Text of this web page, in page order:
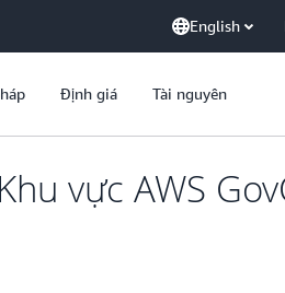
English
Định giá Tài nguyên
vực AWS